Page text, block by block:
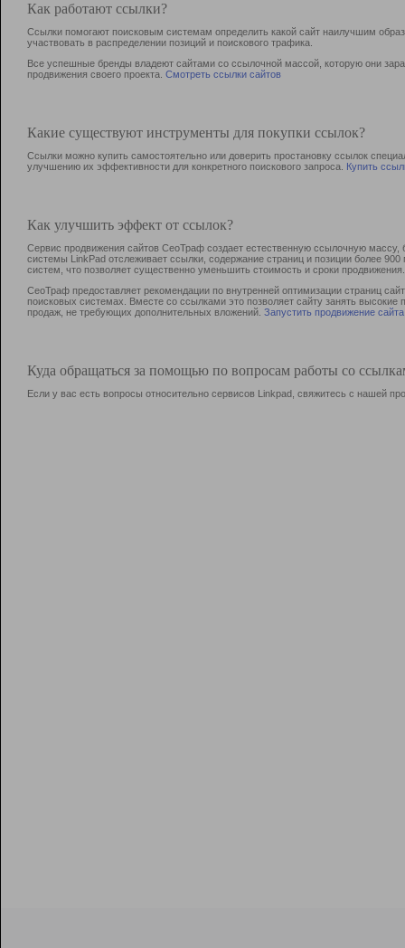
Как работают ссылки?
Ссылки помогают поисковым системам определить какой сайт наилучшим
участвовать в раcпределении позиций и поискового трафика.
Все успешные бренды владеют сайтами со ссылочной массой, которую они
продвижения своего проекта. Смотреть ссылки сайтов
Какие существуют инструменты для покупки ссылок?
Ссылки можно купить самостоятельно или доверить простановку ссылок
улучшению их эффективности для конкретного поискового запроса. Купить
Как улучшить эффект от ссылок?
Сервис продвижения сайтов СеоТраф создает естественную ссылочную
системы LinkPad отслеживает ссылки, содержание страниц и позиции более
систем, что позволяет существенно уменьшить стоимость и сроки продвижения.
СеоТраф предоставляет рекомендации по внутренней оптимизации страниц
поисковых системах. Вместе со ссылками это позволяет сайту занять
продаж, не требующих дополнительных вложений. Запустить продвижение сайта
Куда обращаться за помощью по вопросам работы со
Если у вас есть вопросы относительно сервисов Linkpad, свяжитесь с нашей